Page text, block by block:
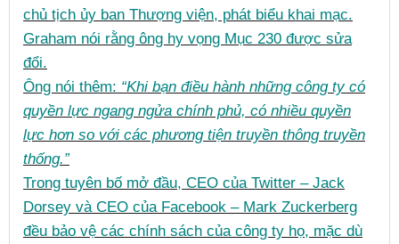
chủ tịch ủy ban Thượng viện, phát biểu khai mạc.
Graham nói rằng ông hy vọng Mục 230 được sửa
đổi.
Ông nói thêm: “Khi bạn điều hành những công ty có
quyền lực ngang ngửa chính phủ, có nhiều quyền
lực hơn so với các phương tiện truyền thông truyền
thống.”
Trong tuyên bố mở đầu, CEO của Twitter – Jack
Dorsey và CEO của Facebook – Mark Zuckerberg
đều bảo vệ các chính sách của công ty họ, mặc dù